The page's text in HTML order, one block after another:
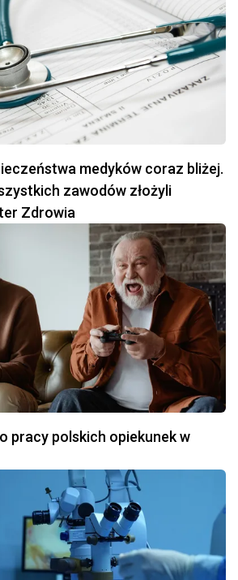
medyków coraz bliżej.
zawodów złożyli
Zdrowia
pracy polskich opiekunek w